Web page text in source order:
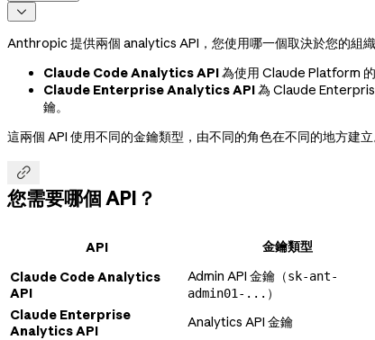

Anthropic 提供兩個 analytics API，您使用哪一個取決於您的組
Claude Code Analytics API為使用 Claude Platform
Claude Enterprise Analytics API為 Claude
鑰。
這兩個 API 使用不同的金鑰類型，由不同的角色在不同的地方建

您需要哪個 API？
API 金鑰類型
Claude Code Analytics
API
Admin API 金鑰（sk-ant-
admin01-... ）
Claude Enterprise
Analytics API
Analytics API 金鑰